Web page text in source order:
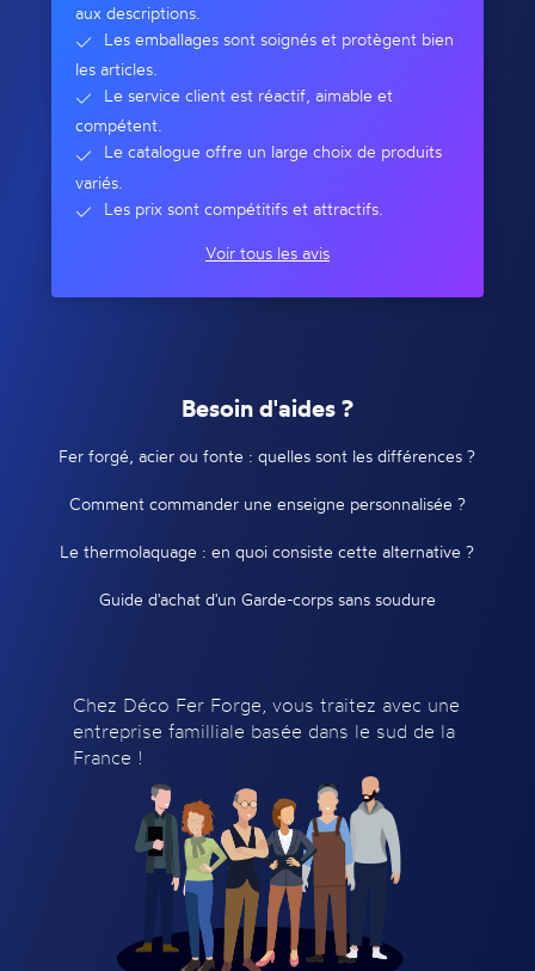
aux descriptions.
Les emballages sont soignés et protègent bien
les articles.
Le service client est réactif, aimable et
compétent.
Le catalogue offre un large choix de produits
variés.
Les prix sont compétitifs et attractifs.
Voir tous les avis
Besoin d'aides ?
Fer forgé, acier ou fonte : quelles sont les différences ?
Comment commander une enseigne personnalisée ?
Le thermolaquage : en quoi consiste cette alternative ?
Guide d'achat d'un Garde-corps sans soudure
Chez Déco Fer Forge, vous traitez avec une
entreprise familliale basée dans le sud de la
France !